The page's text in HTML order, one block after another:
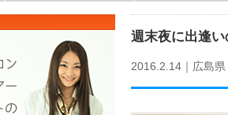
週末夜に出逢
2016.2.14｜ 広島県